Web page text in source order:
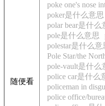
随便看
poke one's nose
poker是什么意思
polar bear是什么
pole是什么意思
polestar是什么意
Pole Star/the
pole-vault是什么
police car是什么
policeman in
police office/